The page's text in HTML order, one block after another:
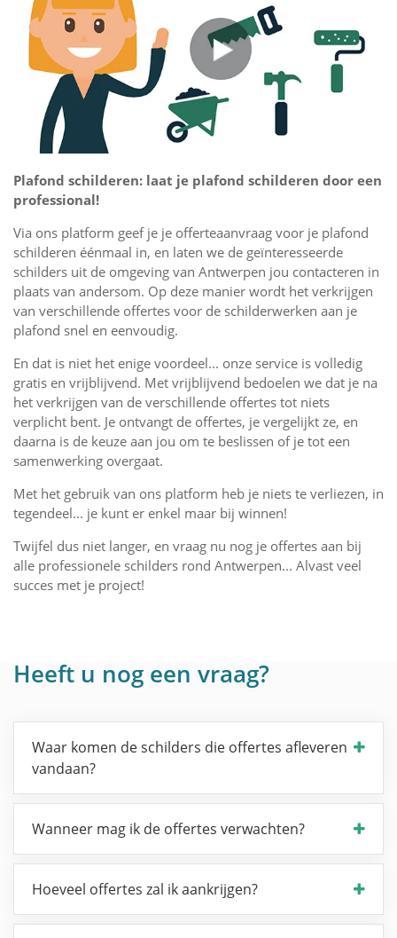
Plafond schilderen: laat je plafond schilderen door een
professional!
Via ons platform geef je je offerteaanvraag voor je plafond
schilderen éénmaal in, en laten we de geïnteresseerde
schilders uit de omgeving van Antwerpen jou contacteren in
plaats van andersom. Op deze manier wordt het verkrijgen
van verschillende offertes voor de schilderwerken aan je
plafond snel en eenvoudig.
En dat is niet het enige voordeel... onze service is volledig
gratis en vrijblijvend. Met vrijblijvend bedoelen we dat je na
het verkrijgen van de verschillende offertes tot niets
verplicht bent. Je ontvangt de offertes, je vergelijkt ze, en
daarna is de keuze aan jou om te beslissen of je tot een
samenwerking overgaat.
Met het gebruik van ons platform heb je niets te verliezen, in
tegendeel... je kunt er enkel maar bij winnen!
Twijfel dus niet langer, en vraag nu nog je offertes aan bij
alle professionele schilders rond Antwerpen... Alvast veel
succes met je project!
Heeft u nog een vraag?
Waar komen de schilders die offertes afleveren
vandaan?
Wanneer mag ik de offertes verwachten?
Hoeveel offertes zal ik aankrijgen?